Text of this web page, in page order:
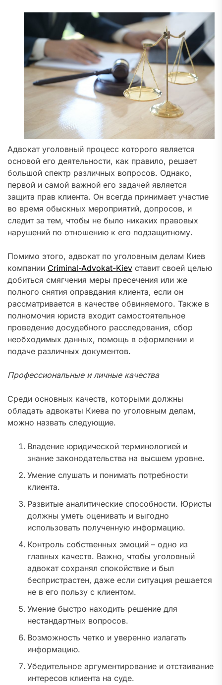
Адвокат уголовный процесс которого является
основой его деятельности, как правило, решает
большой спектр различных вопросов. Однако,
первой и самой важной его задачей является
защита прав клиента. Он всегда принимает участие
во время обыскных мероприятий, допросов, и
следит за тем, чтобы не было никаких правовых
нарушений по отношению к его подзащитному.
Помимо этого, адвокат по уголовным делам Киев
компании Criminal-Advokat-Kiev ставит своей целью
добиться смягчения меры пресечения или же
полного снятия оправдания клиента, если он
рассматривается в качестве обвиняемого. Также в
полномочия юриста входит самостоятельное
проведение досудебного расследования, сбор
необходимых данных, помощь в оформлении и
подаче различных документов.
Профессиональные и личные качества
Среди основных качеств, которыми должны
обладать адвокаты Киева по уголовным делам,
можно назвать следующие.
Владение юридической терминологией и
знание законодательства на высшем уровне.
Умение слушать и понимать потребности
клиента.
Развитые аналитические способности. Юристы
должны уметь оценивать и выгодно
использовать полученную информацию.
Контроль собственных эмоций – одно из
главных качеств. Важно, чтобы уголовный
адвокат сохранял спокойствие и был
беспристрастен, даже если ситуация решается
не в его пользу с клиентом.
Умение быстро находить решение для
нестандартных вопросов.
Возможность четко и уверенно излагать
информацию.
Убедительное аргументирование и отстаивание
интересов клиента на суде.